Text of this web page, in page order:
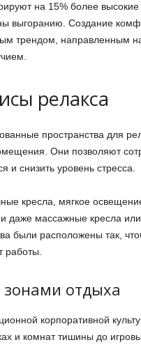
на 15% более высокие
выгоранию. Создание
трендом, направленным
релакса
пространства для
Они позволяют
и снизить уровень стресса.
кресла, мягкое
даже массажные кресла
были расположены так,
работы.
отдыха
корпоративной
и комнат тишины до